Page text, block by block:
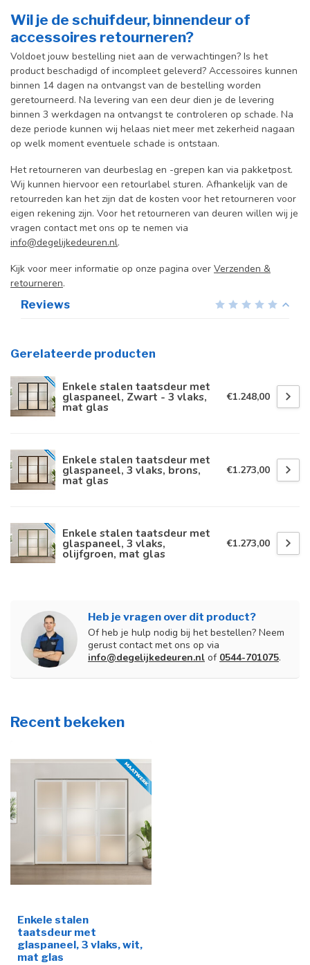
Wil je de schuifdeur, binnendeur of
accessoires retourneren?
Voldoet jouw bestelling niet aan de verwachtingen? Is het
product beschadigd of incompleet geleverd? Accessoires kunnen
binnen 14 dagen na ontvangst van de bestelling worden
geretourneerd. Na levering van een deur dien je de levering
binnen 3 werkdagen na ontvangst te controleren op schade. Na
deze periode kunnen wij helaas niet meer met zekerheid nagaan
op welk moment eventuele schade is ontstaan.
Het retourneren van deurbeslag en -grepen kan via pakketpost.
Wij kunnen hiervoor een retourlabel sturen. Afhankelijk van de
retourreden kan het zijn dat de kosten voor het retourneren voor
eigen rekening zijn. Voor het retourneren van deuren willen wij je
vragen contact met ons op te nemen via
info@degelijkedeuren.nl.
Kijk voor meer informatie op onze pagina over Verzenden &
retourneren.
Reviews
Gerelateerde producten
Enkele stalen taatsdeur met
glaspaneel, Zwart - 3 vlaks,
mat glas
€1.248,00
Enkele stalen taatsdeur met
glaspaneel, 3 vlaks, brons,
mat glas
€1.273,00
Enkele stalen taatsdeur met
glaspaneel, 3 vlaks,
olijfgroen, mat glas
€1.273,00
Heb je vragen over dit product?
Of heb je hulp nodig bij het bestellen? Neem
gerust contact met ons op via
info@degelijkedeuren.nl of 0544-701075.
Recent bekeken
Enkele stalen
taatsdeur met
glaspaneel, 3 vlaks, wit,
mat glas